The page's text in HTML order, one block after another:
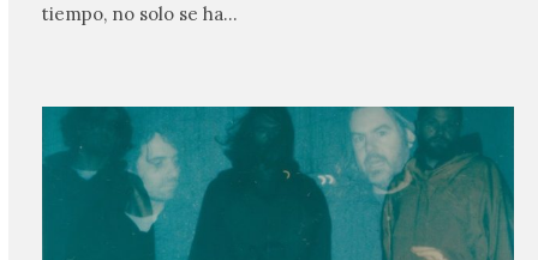
tiempo, no solo se ha…